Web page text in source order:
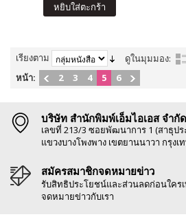
หยิบใส่ตะกร้า
เรียงตาม
ดูในมุมมอง:
หน้า:
2 3 4 5 6
บริษัท สำนักพิมพ์เอ็มไอเอส จำกัด
เลขที่ 213/3 ซอยพัฒนาการ 1 (สาธุปร
แขวงบางโพงพาง เขตยานนาวา กรุงเ
สมัครสมาชิกจดหมายข่าว
รับสิทธิประโยชน์และส่วนลดก่อนใคร
จดหมายข่าวกับเรา